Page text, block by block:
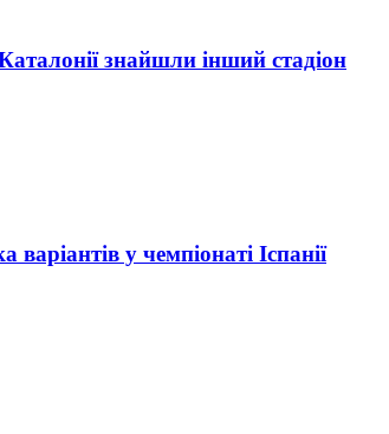
знайшли інший стадіон
у чемпіонаті Іспанії